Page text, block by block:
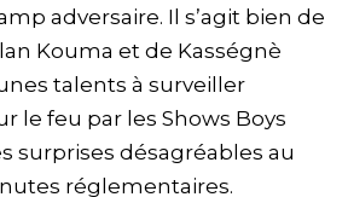
adversaire. Il s’agit bien de
Kouma et de Kasségnè
talents à surveiller
le feu par les Shows Boys
surprises désagréables au
réglementaires.